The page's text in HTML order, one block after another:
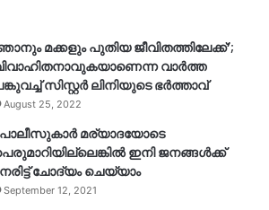
മക്കളും പുതിയ ജീവിതത്തിലേക്ക്’;
വാർത്ത
സിസ്റ്റർ ലിനിയുടെ ഭർത്താവ്
August 25, 2022
മര്യാദയോടെ
ഇനി ജനങ്ങള്‍ക്ക്
ചോദ്യം ചെയ്യാം
September 12, 2021